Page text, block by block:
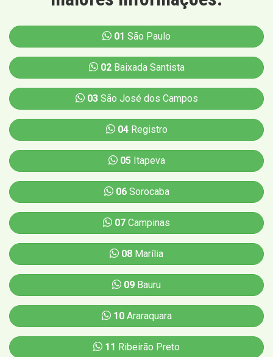
01 São Paulo
02Baixada Santista
03São José dos Campos
04Registro
05Itapeva
06Sorocaba
07 Campinas
08 Marília
09 Bauru
10Araraquara
11 Ribeirão Preto